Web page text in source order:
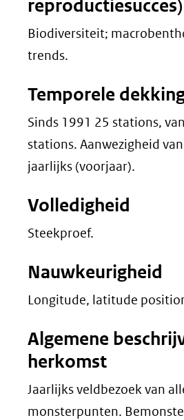
reproductiesucces)
Biodiversiteit;
trends.
Temporele
Sinds 1991 25 stations,
stations. Aanwezigheid
jaarlijks (voorjaar).
Volledigheid
Steekproef.
Nauwkeurigheid
Longitude, latitude
Algemene
herkomst
Jaarlijks veldbezoek van
monsterpunten.